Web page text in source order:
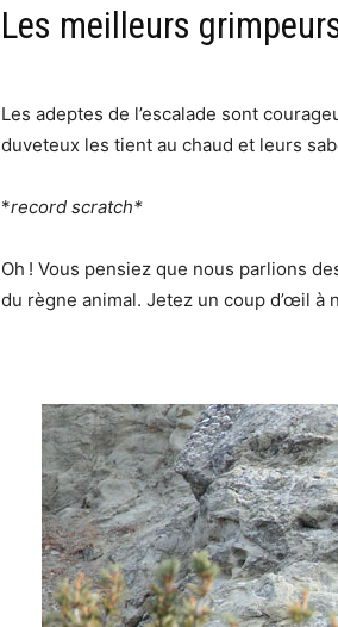
Les meilleurs
Les adeptes de l’escalade sont
duveteux les tient au chaud et leurs
*record scratch*
Oh ! Vous pensiez que nous parlions
du règne animal. Jetez un coup d’œil à